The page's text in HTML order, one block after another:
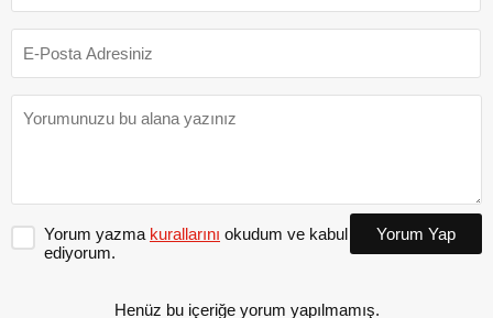
Yorum yazma kurallarını okudum ve kabul
ediyorum.
Yorum Yap
Henüz bu içeriğe yorum yapılmamış.